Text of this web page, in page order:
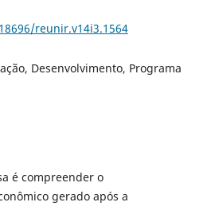
reunir.v14i3.1564
Desenvolvimento, Programa
é compreender o
gerado após a